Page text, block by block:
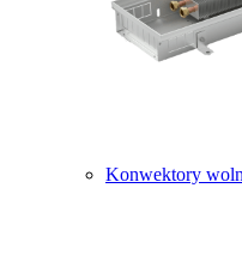
Konwektory